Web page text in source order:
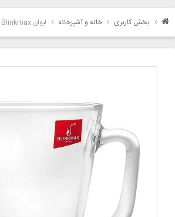
بخش کاربری خانه و آشپزخانه لیوان Blinkmax مدل B29